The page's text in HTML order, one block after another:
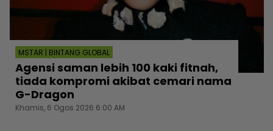
MSTAR | BINTANG GLOBAL
Agensi saman lebih 100 kaki fitnah,
tiada kompromi akibat cemari nama
G-Dragon
Khamis, 6 Ogos 2026 6:00 AM